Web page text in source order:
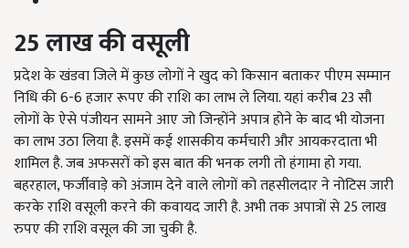
25लाखकीवसूली
प्रदेश के खंडवा जिले में कुछ लोगों ने खुद को किसान बताकर पीएम सम्मान
निधि की 6-6 हजार रूपए की राशि का लाभ ले लिया. यहां करीब 23 सौ
लोगों के ऐसे पंजीयन सामने आए जो जिन्होंने अपात्र होने के बाद भी योजना
का लाभ उठा लिया है. इसमें कई शासकीय कर्मचारी और आयकरदाता भी
शामिल है. जब अफसरों को इस बात की भनक लगी तो हंगामा हो गया.
बहरहाल, फर्जीवाड़े को अंजाम देने वाले लोगों को तहसीलदार ने नोटिस जारी
करके राशि वसूली करने की कवायद जारी है. अभी तक अपात्रों से 25 लाख
रुपए की राशि वसूल की जा चुकी है.